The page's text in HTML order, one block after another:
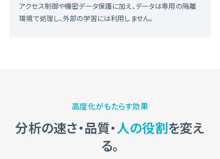
アクセス制御や機密データ保護に加え、データは専用の隔離
環境で処理し、外部の学習には利用しません。
高度化がもたらす効果
分析の速さ・品質・人の役割を変え
る。